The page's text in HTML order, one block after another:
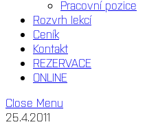
Pracovní pozice
Rozvrh lekcí
Ceník
Kontakt
REZERVACE
ONLINE
Close Menu
25.4.2011